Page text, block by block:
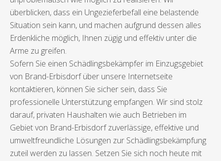
überblicken, dass ein Ungezieferbefall eine belastende
Situation sein kann, und machen aufgrund dessen alles
Erdenkliche möglich, Ihnen zügig und effektiv unter die
Arme zu greifen.
Sofern Sie einen Schädlingsbekämpfer im Einzugsgebiet
von Brand-Erbisdorf über unsere Internetseite
kontaktieren, können Sie sicher sein, dass Sie
professionelle Unterstützung empfangen. Wir sind stolz
darauf, privaten Haushalten wie auch Betrieben im
Gebiet von Brand-Erbisdorf zuverlässige, effektive und
umweltfreundliche Lösungen zur Schädlingsbekämpfung
zuteil werden zu lassen. Setzen Sie sich noch heute mit